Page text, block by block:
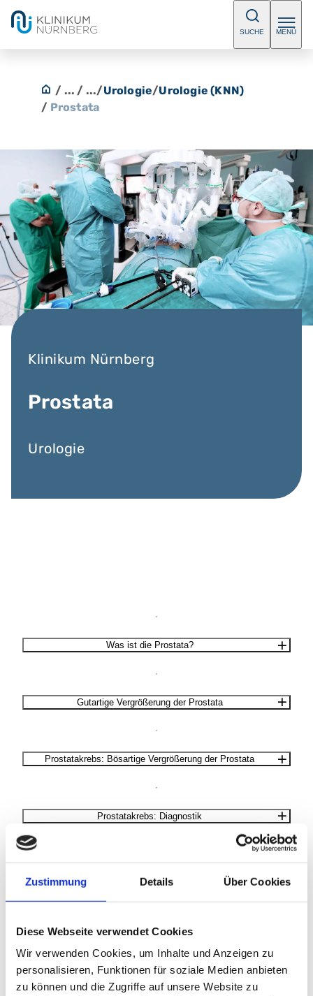
Zustimmung Details Über Cookies
Diese Webseite verwendet Cookies
Wir verwenden Cookies, um Inhalte und Anzeigen zu
personalisieren, Funktionen für soziale Medien anbieten
zu können und die Zugriffe auf unsere Website zu
SUCHE MENÜ
/ ... / .../Urologie/Urologie (KNN)
/ Prostata
Klinikum Nürnberg
Prostata
Urologie
Was ist die Prostata?
Gutartige Vergrößerung der Prostata
Prostatakrebs: Bösartige Vergrößerung der Prostata
Prostatakrebs: Diagnostik
Wie kann ich einen Termin vereinbaren?